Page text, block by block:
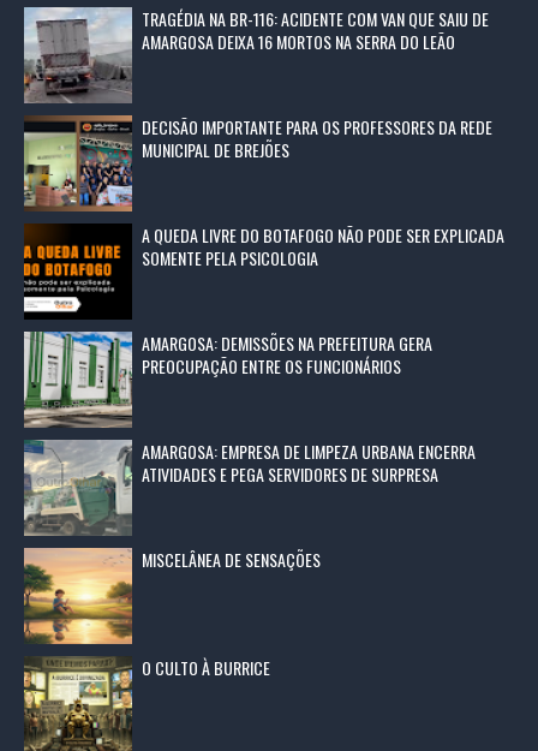
TRAGÉDIA NA BR-116: ACIDENTE COM VAN QUE SAIU DE
AMARGOSA DEIXA 16 MORTOS NA SERRA DO LEÃO
DECISÃO IMPORTANTE PARA OS PROFESSORES DA REDE
MUNICIPAL DE BREJÕES
A QUEDA LIVRE DO BOTAFOGO NÃO PODE SER EXPLICADA
SOMENTE PELA PSICOLOGIA
AMARGOSA: DEMISSÕES NA PREFEITURA GERA
PREOCUPAÇÃO ENTRE OS FUNCIONÁRIOS
AMARGOSA: EMPRESA DE LIMPEZA URBANA ENCERRA
ATIVIDADES E PEGA SERVIDORES DE SURPRESA
MISCELÂNEA DE SENSAÇÕES
O CULTO À BURRICE